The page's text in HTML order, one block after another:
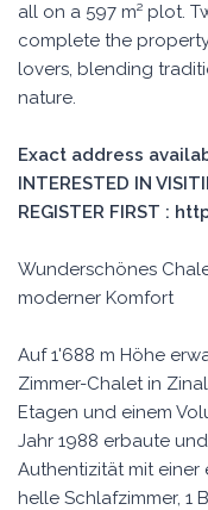
all on a 597 m² plot.
complete the
lovers, blending
nature.
Exact address
INTERESTED IN
REGISTER FIRST :
Wunderschönes
moderner Komfort
Auf 1'688 m Höhe
Zimmer-Chalet in
Etagen und einem
Jahr 1988 erbaute
Authentizität mit einer
helle Schlafzimmer, 1